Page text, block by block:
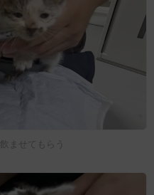
ませてもらう